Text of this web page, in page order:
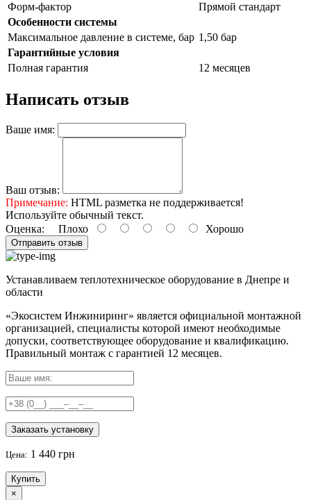
Форм-фактор
Прямой стандарт
Особенности системы
Максимальное давление в системе, бар 1,50 бар
Гарантийные условия
Полная гарантия
12 месяцев
Написать отзыв
Ваше имя:
Ваш отзыв:
Примечание: HTML разметка не поддерживается!
Используйте обычный текст.
Оценка: Плохо Хорошо
Отправить отзыв
Устанавливаем теплотехническое оборудование в Днепре и
области
«Экосистем Инжиниринг» является официальной монтажной
организацией, специалисты которой имеют необходимые
допуски, соответствующее оборудование и квалификацию.
Правильный монтаж с гарантией 12 месяцев.
Заказать установку
Цена: 1 440 грн
Купить
×